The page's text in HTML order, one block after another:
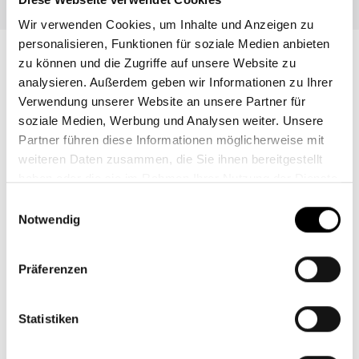
Wir verwenden Cookies, um Inhalte und Anzeigen zu
personalisieren, Funktionen für soziale Medien anbieten
zu können und die Zugriffe auf unsere Website zu
analysieren. Außerdem geben wir Informationen zu Ihrer
Verwendung unserer Website an unsere Partner für
soziale Medien, Werbung und Analysen weiter. Unsere
Partner führen diese Informationen möglicherweise mit
weiteren Daten zusammen, die Sie ihnen bereitgestellt
Notwendig
Präferenzen
Statistiken
Unsere Finanz-Services
Kostenloser Finanz-Check